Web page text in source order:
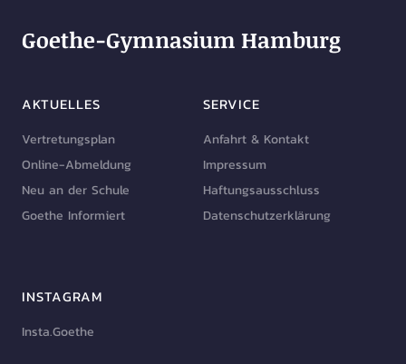
Goethe-Gymnasium Hamburg
AKTUELLES
Vertretungsplan
Online-Abmeldung
Neu an der Schule
Goethe Informiert
SERVICE
Anfahrt & Kontakt
Impressum
Haftungsausschluss
Datenschutzerklärung
INSTAGRAM
Insta.Goethe